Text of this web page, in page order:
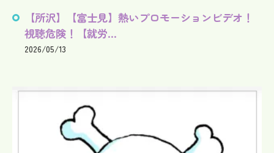
【所沢】【富士見】熱いプロモーションビデオ！
視聴危険！【就労...
2026/05/13